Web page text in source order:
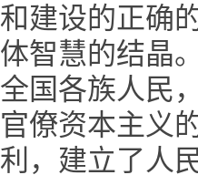
和建设的正确
体智慧的结晶
全国各族人民
官僚资本主义
利，建立了人